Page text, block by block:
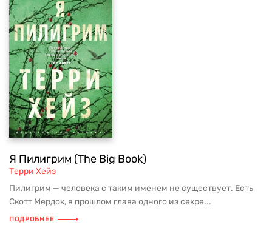
Я Пилигрим (The Big Book)
Терри Хейз
Пилигрим — человека с таким именем не существует. Есть
Скотт Мердок, в прошлом глава одного из секре...
ПОДРОБНЕЕ